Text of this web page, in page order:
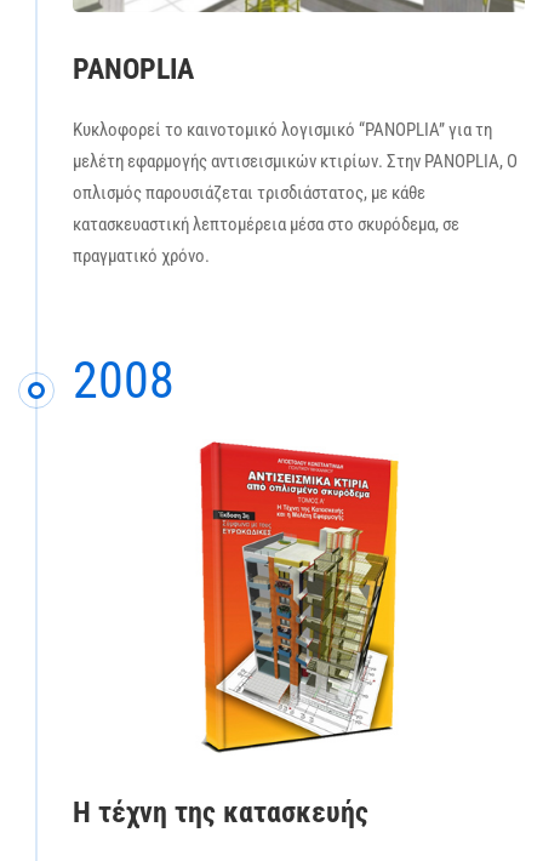
PANOPLIA
Κυκλοφορεί το καινοτομικό λογισμικό “PANOPLIA” για τη
μελέτη εφαρμογής αντισεισμικών κτιρίων. Στην PANOPLIA, Ο
οπλισμός παρουσιάζεται τρισδιάστατος, με κάθε
κατασκευαστική λεπτομέρεια μέσα στο σκυρόδεμα, σε
πραγματικό χρόνο.
2008
Η τέχνη της κατασκευής